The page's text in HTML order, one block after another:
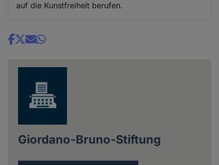
auf die Kunstfreiheit berufen.
Share
Giordano-Bruno-Stiftung